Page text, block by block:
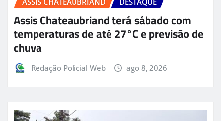
ASSIS CHATEAUBRIAND DESTAQUE
Assis Chateaubriand terá sábado com
temperaturas de até 27°C e previsão de
chuva
Redação Policial Web ago 8, 2026